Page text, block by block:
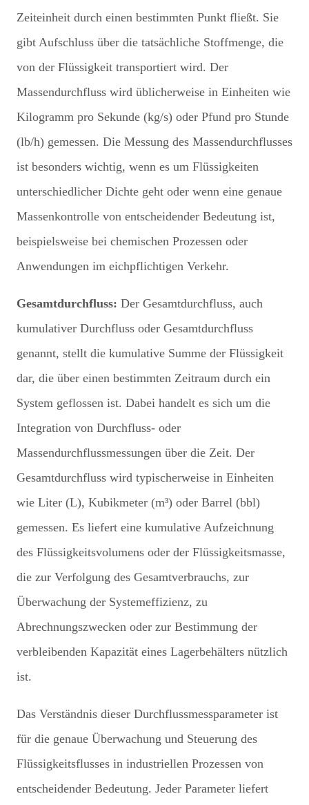
Zeiteinheit durch einen bestimmten Punkt fließt. Sie
gibt Aufschluss über die tatsächliche Stoffmenge, die
von der Flüssigkeit transportiert wird. Der
Massendurchfluss wird üblicherweise in Einheiten wie
Kilogramm pro Sekunde (kg/s) oder Pfund pro Stunde
(lb/h) gemessen. Die Messung des Massendurchflusses
ist besonders wichtig, wenn es um Flüssigkeiten
unterschiedlicher Dichte geht oder wenn eine genaue
Massenkontrolle von entscheidender Bedeutung ist,
beispielsweise bei chemischen Prozessen oder
Anwendungen im eichpflichtigen Verkehr.
Gesamtdurchfluss: Der Gesamtdurchfluss, auch
kumulativer Durchfluss oder Gesamtdurchfluss
genannt, stellt die kumulative Summe der Flüssigkeit
dar, die über einen bestimmten Zeitraum durch ein
System geflossen ist. Dabei handelt es sich um die
Integration von Durchfluss- oder
Massendurchflussmessungen über die Zeit. Der
Gesamtdurchfluss wird typischerweise in Einheiten
wie Liter (L), Kubikmeter (m³) oder Barrel (bbl)
gemessen. Es liefert eine kumulative Aufzeichnung
des Flüssigkeitsvolumens oder der Flüssigkeitsmasse,
die zur Verfolgung des Gesamtverbrauchs, zur
Überwachung der Systemeffizienz, zu
Abrechnungszwecken oder zur Bestimmung der
verbleibenden Kapazität eines Lagerbehälters nützlich
ist.
Das Verständnis dieser Durchflussmessparameter ist
für die genaue Überwachung und Steuerung des
Flüssigkeitsflusses in industriellen Prozessen von
entscheidender Bedeutung. Jeder Parameter liefert